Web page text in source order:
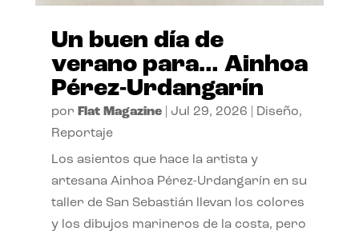
Un buen día de
verano para… Ainhoa
Pérez-Urdangarín
por Flat Magazine| Jul 29, 2026 Diseño,
Reportaje
Los asientos que hace la artista y
artesana Ainhoa Pérez-Urdangarín en su
taller de San Sebastián llevan los colores
y los dibujos marineros de la costa, pero